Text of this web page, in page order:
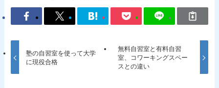
塾の自習室を使って大学
に現役合格
無料自習室と有料自習
室、コワーキングスペー
スとの違い